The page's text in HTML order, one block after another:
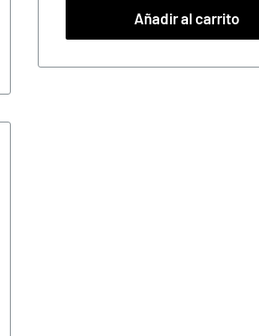
Añadir al carrito